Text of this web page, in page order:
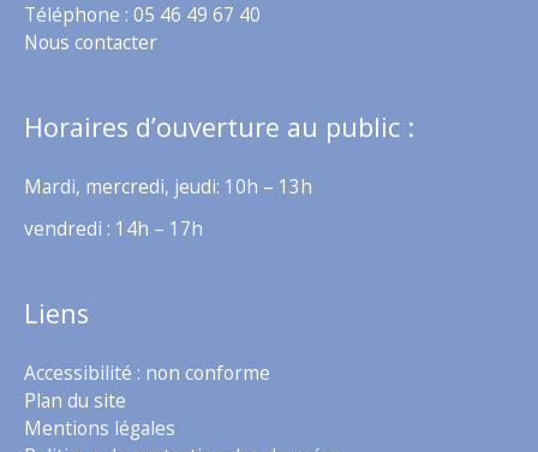
Téléphone : 05 46 49 67 40
Nous contacter
Horaires d’ouverture au public :
Mardi, mercredi, jeudi: 10h – 13h
vendredi : 14h – 17h
Liens
Accessibilité : non conforme
Plan du site
Mentions légales